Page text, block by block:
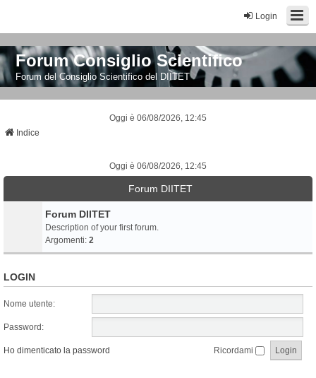
Login
Forum Consiglio Scientifico
Forum del Consiglio Scientifico del DIITET
Oggi è 06/08/2026, 12:45
Indice
Oggi è 06/08/2026, 12:45
Forum DIITET
Forum DIITET
Description of your first forum.
Argomenti: 2
LOGIN
Nome utente:
Password:
Ho dimenticato la password Ricordami